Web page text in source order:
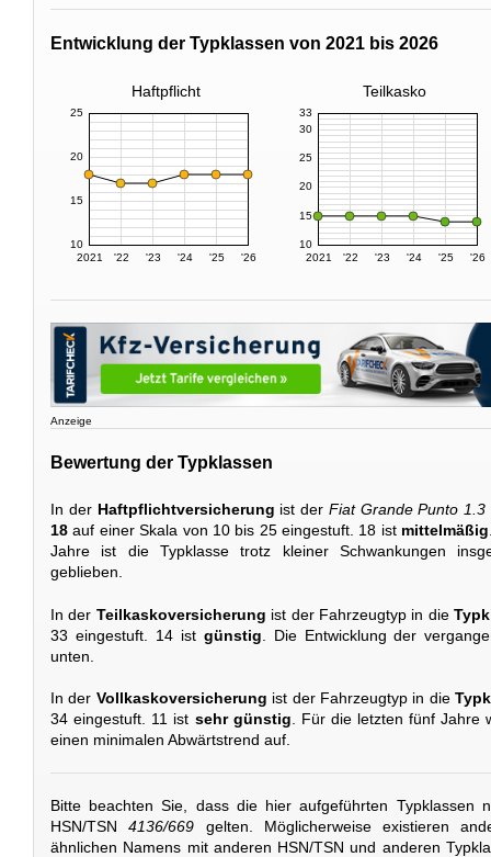
Entwicklung der Typklassen von 2021 bis 2026
Haftpflicht Teilkasko
2021 '22 '23 '24 '25 '26
10
15
20
25
2021 '22 '23 '24 '25 '26
10
15
20
25
30
33
Anzeige
Bewertung der Typklassen
In der Haftpflichtversicherung ist der Fiat Grande Punto 1.3
18 auf einer Skala von 10 bis 25 eingestuft. 18 ist mittelmäßig
Jahre ist die Typklasse trotz kleiner Schwankungen
geblieben.
In der Teilkaskoversicherung ist der Fahrzeugtyp in die
33 eingestuft. 14 ist günstig . Die Entwicklung der
unten.
In der Vollkaskoversicherung ist der Fahrzeugtyp in die
34 eingestuft. 11 ist sehr günstig. Für die letzten fünf Jahre
einen minimalen Abwärtstrend auf.
Bitte beachten Sie, dass die hier aufgeführten Typklassen
HSN/TSN4136/669 gelten. Möglicherweise existieren
ähnlichen Namens mit anderen HSN/TSN und anderen